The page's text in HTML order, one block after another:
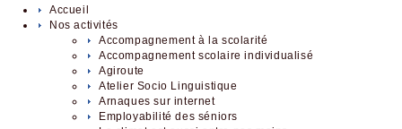
Accueil
Nos activités
Accompagnement à la scolarité
Accompagnement scolaire individualisé
Agiroute
Atelier Socio Linguistique
Arnaques sur internet
Employabilité des séniors